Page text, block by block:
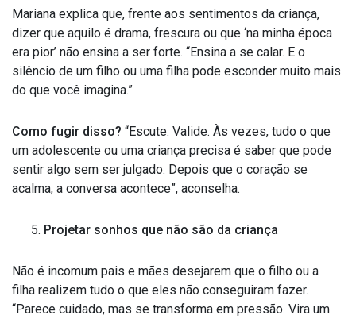
Mariana explica que, frente aos sentimentos da criança,
dizer que aquilo é drama, frescura ou que ‘na minha época
era pior’ não ensina a ser forte. “Ensina a se calar. E o
silêncio de um filho ou uma filha pode esconder muito mais
do que você imagina.”
Como fugir disso? “Escute. Valide. Às vezes, tudo o que
um adolescente ou uma criança precisa é saber que pode
sentir algo sem ser julgado. Depois que o coração se
acalma, a conversa acontece”, aconselha.
Projetar sonhos que não são da criança
Não é incomum pais e mães desejarem que o filho ou a
filha realizem tudo o que eles não conseguiram fazer.
“Parece cuidado, mas se transforma em pressão. Vira um